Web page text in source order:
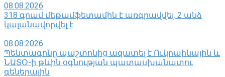
08.08.2026
318 գրամ մեթամֆետամին է առգրավվել․ 2 անձ
կալանավորվել է
08.08.2026
Պենտագոնը պաշտոնից ազատել է Ուկրաինային և
ՆԱՏՕ-ի թևին օգնության պատասխանատու
գեներալին